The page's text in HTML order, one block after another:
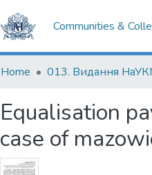
Communities &
Home 013. Видання
Equalisation
case of